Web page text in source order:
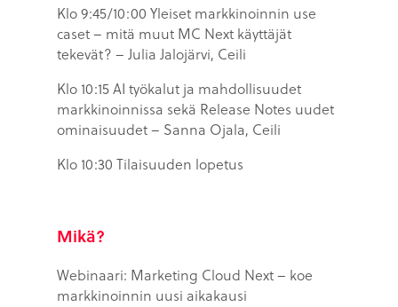
Klo 9:45/10:00 Yleiset markkinoinnin use
caset – mitä muut MC Next käyttäjät
tekevät?​ – Julia Jalojärvi, Ceili
Klo 10:15 AI työkalut ja mahdollisuudet
markkinoinnissa sekä Release Notes uudet
ominaisuudet​ – Sanna Ojala, Ceili
Klo 10:30 Tilaisuuden lopetus​
Mikä?
Webinaari: Marketing Cloud Next – koe
markkinoinnin uusi aikakausi